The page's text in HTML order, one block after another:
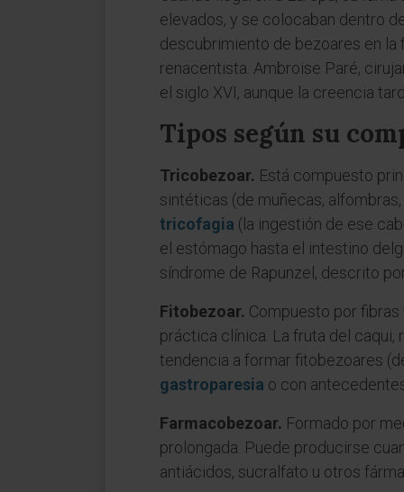
elevados, y se colocaban dentro
descubrimiento de bezoares en la
renacentista. Ambroise Paré,
el siglo XVI, aunque la creencia
Tipos según su
Tricobezoar. Está compuesto
sintéticas (de muñecas,
tricofagia (la ingestión de ese
el estómago hasta el intestino
síndrome de Rapunzel, descrito
Fitobezoar. Compuesto por
práctica clínica. La fruta del caqui,
tendencia a formar fitobezoares
gastroparesia o con
Farmacobezoar. Formado por
prolongada. Puede producirse
antiácidos, sucralfato u otros